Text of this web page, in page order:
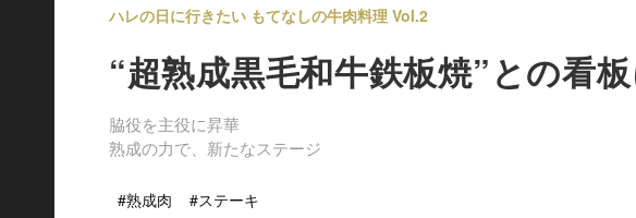
ハレの日に行きたい もてなしの牛肉料理 Vol.2
“超熟成黒毛和牛鉄板焼”との看
脇役を主役に昇華
熟成の力で、新たなステージ
#熟成肉 #ステーキ